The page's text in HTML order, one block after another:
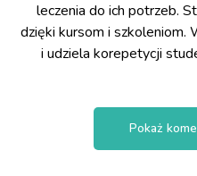
leczenia do ich potrzeb.
dzięki kursom i szkoleniom.
i udziela korepetycji
Pokaż